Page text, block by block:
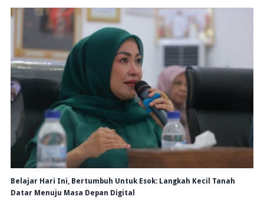
Belajar Hari Ini, Bertumbuh Untuk Esok: Langkah Kecil Tanah
Datar Menuju Masa Depan Digital